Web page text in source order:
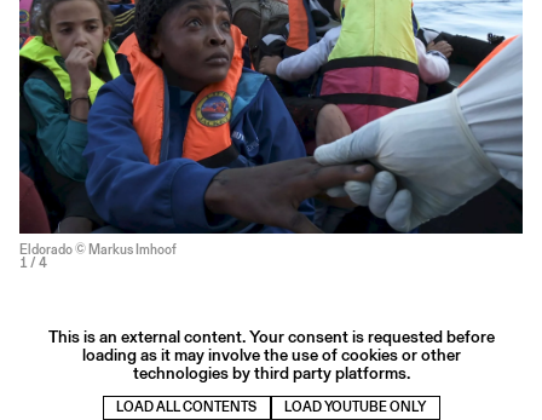
Eldorado © Markus Imhoof
1 / 4
This is an external content. Your consent is requested before
loading as it may involve the use of cookies or other
technologies by third party platforms.
LOAD ALL CONTENTS LOAD YOUTUBE ONLY